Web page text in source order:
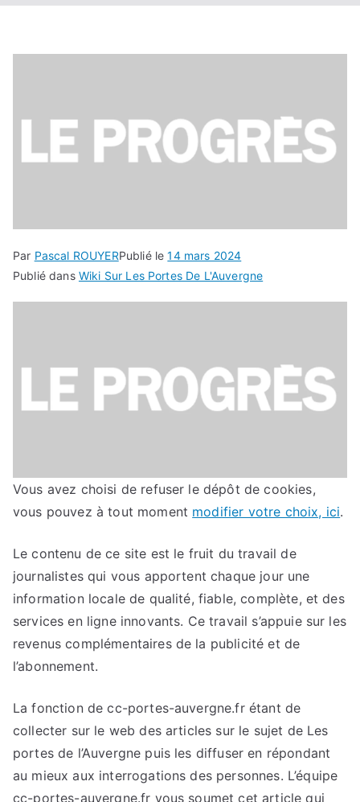
Par Pascal ROUYERPublié le14 mars 2024
Publié dans Wiki Sur Les Portes De L'Auvergne
Vous avez choisi de refuser le dépôt de cookies,
vous pouvez à tout moment modifier votre choix, ici.
Le contenu de ce site est le fruit du travail de
journalistes qui vous apportent chaque jour une
information locale de qualité, fiable, complète, et des
services en ligne innovants. Ce travail s’appuie sur les
revenus complémentaires de la publicité et de
l’abonnement.
La fonction de cc-portes-auvergne.fr étant de
collecter sur le web des articles sur le sujet de Les
portes de l’Auvergne puis les diffuser en répondant
au mieux aux interrogations des personnes. L’équipe
cc-portes-auvergne.fr vous soumet cet article qui